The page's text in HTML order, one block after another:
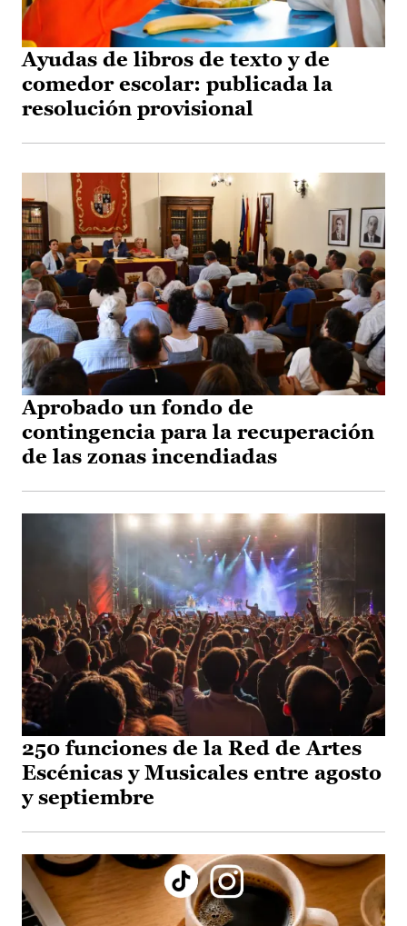
Ayudas de libros de texto y de
comedor escolar: publicada la
resolución provisional
Aprobado un fondo de
contingencia para la recuperación
de las zonas incendiadas
250 funciones de la Red de Artes
Escénicas y Musicales entre agosto
y septiembre